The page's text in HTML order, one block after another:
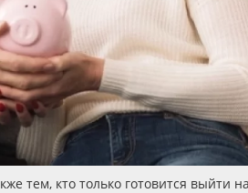
тем, кто только готовится выйти